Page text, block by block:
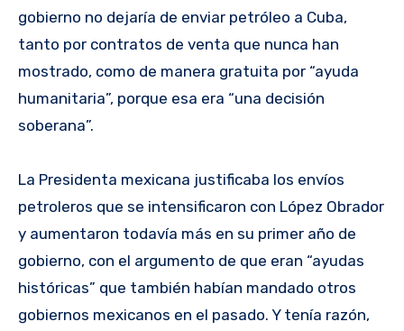
gobierno no dejaría de enviar petróleo a Cuba,
tanto por contratos de venta que nunca han
mostrado, como de manera gratuita por “ayuda
humanitaria”, porque esa era “una decisión
soberana”.
La Presidenta mexicana justificaba los envíos
petroleros que se intensificaron con López Obrador
y aumentaron todavía más en su primer año de
gobierno, con el argumento de que eran “ayudas
históricas” que también habían mandado otros
gobiernos mexicanos en el pasado. Y tenía razón,